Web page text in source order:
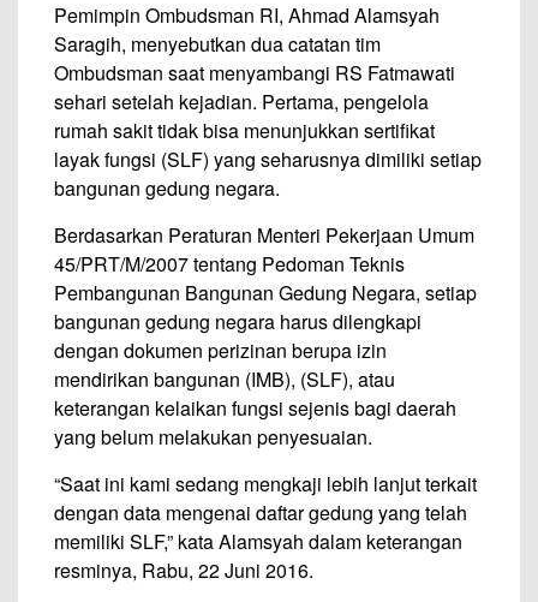
Pemimpin Ombudsman RI, Ahmad Alamsyah
Saragih, menyebutkan dua catatan tim
Ombudsman saat menyambangi RS Fatmawati
sehari setelah kejadian. Pertama, pengelola
rumah sakit tidak bisa menunjukkan sertifikat
layak fungsi (SLF) yang seharusnya dimiliki setiap
bangunan gedung negara.
Berdasarkan Peraturan Menteri Pekerjaan Umum
45/PRT/M/2007 tentang Pedoman Teknis
Pembangunan Bangunan Gedung Negara, setiap
bangunan gedung negara harus dilengkapi
dengan dokumen perizinan berupa izin
mendirikan bangunan (IMB), (SLF), atau
keterangan kelaikan fungsi sejenis bagi daerah
yang belum melakukan penyesuaian.
“Saat ini kami sedang mengkaji lebih lanjut terkait
dengan data mengenai daftar gedung yang telah
memiliki SLF,” kata Alamsyah dalam keterangan
resminya, Rabu, 22 Juni 2016.